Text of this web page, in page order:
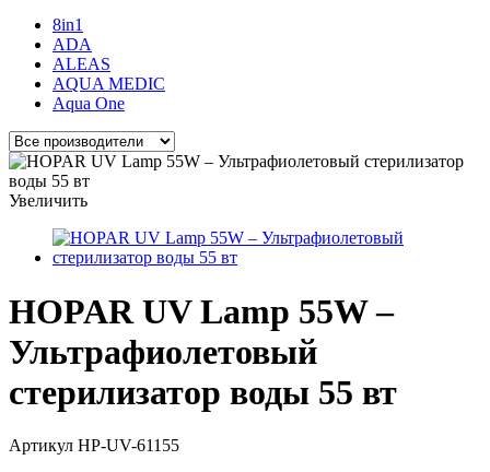
8in1
ADA
ALEAS
AQUA MEDIC
Aqua One
Увеличить
HOPAR UV Lamp 55W –
Ультрафиолетовый
стерилизатор воды 55 вт
Артикул HP-UV-61155